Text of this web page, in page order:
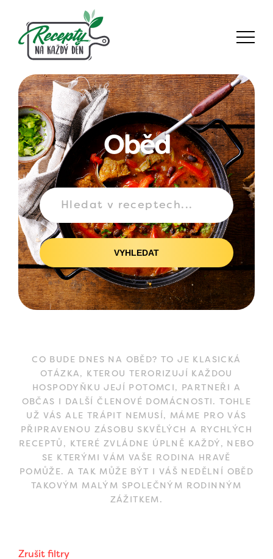
Oběd
VYHLEDAT
Zrušit filtry
CO BUDE DNES NA OBĚD? TO JE KLASICKÁ
OTÁZKA, KTEROU TERORIZUJÍ KAŽDOU
HOSPODYŇKU JEJÍ POTOMCI, PARTNEŘI A
OBČAS I DALŠÍ ČLENOVÉ DOMÁCNOSTI. TOHLE
UŽ VÁS ALE TRÁPIT NEMUSÍ, MÁME PRO VÁS
PŘIPRAVENOU ZÁSOBU SKVĚLÝCH A RYCHLÝCH
RECEPTŮ, KTERÉ ZVLÁDNE ÚPLNĚ KAŽDÝ, NEBO
SE KTERÝMI VÁM VAŠE RODINA HRAVĚ
POMŮŽE. A TAK MŮŽE BÝT I VÁŠ NEDĚLNÍ OBĚD
TAKOVÝM MALÝM SPOLEČNÝM RODINNÝM
ZÁŽITKEM.